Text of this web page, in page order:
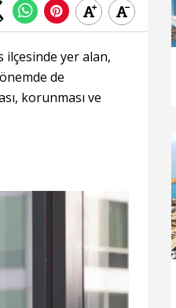
ilçesinde yer alan,
de
korunması ve